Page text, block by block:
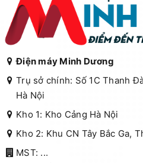
Điện máy Minh Dương
Trụ sở chính: Số 1C Thanh
Hà Nội
Kho 1: Kho Cảng Hà Nội
Kho 2: Khu CN Tây Bắc Ga,
MST: ...